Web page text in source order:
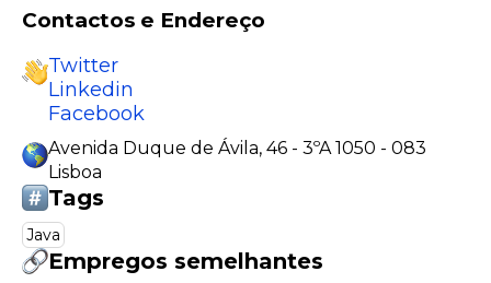
Contactos e Endereço
Twitter
Linkedin
Facebook
Avenida Duque de Ávila, 46 - 3ºA 1050 - 083
Lisboa
Tags
Java
Empregos semelhantes